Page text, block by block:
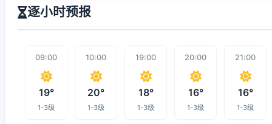
逐小时预报
09:00
19°
1-3级
10:00
20°
1-3级
19:00
18°
1-3级
20:00
16°
1-3级
21:00
16°
1-3级